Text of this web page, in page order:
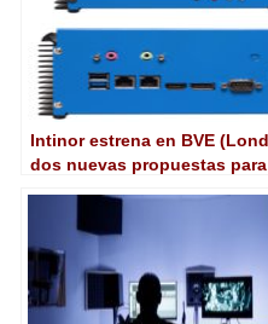
Intinor estrena en BVE
dos nuevas propuestas para